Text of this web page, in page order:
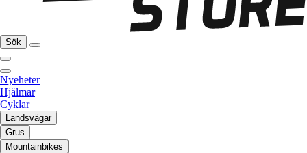
Sök
Nyeheter
Hjälmar
Cyklar
Landsvägar
Grus
Mountainbikes